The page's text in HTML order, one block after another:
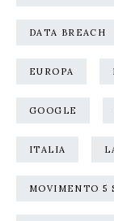
DATA BREACH
EUROPA
GOOGLE
ITALIA
MOVIMENTO 5